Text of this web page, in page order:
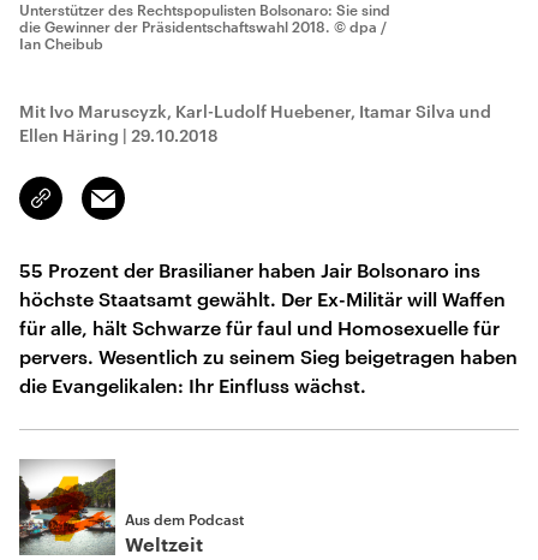
Unterstützer des Rechtspopulisten Bolsonaro: Sie sind
die Gewinner der Präsidentschaftswahl 2018. © dpa /
Ian Cheibub
Mit Ivo Maruscyzk, Karl-Ludolf Huebener, Itamar Silva und
Ellen Häring | 29.10.2018
Link
kopieren/teilen
Email
55 Prozent der Brasilianer haben Jair Bolsonaro ins
höchste Staatsamt gewählt. Der Ex-Militär will Waffen
für alle, hält Schwarze für faul und Homosexuelle für
pervers. Wesentlich zu seinem Sieg beigetragen haben
die Evangelikalen: Ihr Einfluss wächst.
Aus dem Podcast
Weltzeit